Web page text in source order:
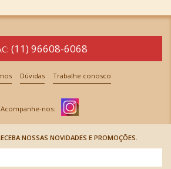
(11) 96608-6068
Dúvidas Trabalhe conosco
NOSSAS NOVIDADES E PROMOÇÕES.